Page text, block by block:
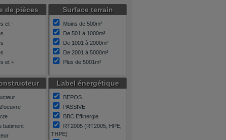
de pièces
et -
et +
Surface terrain
Moins de 500m²
De 501 à 1000m²
De 1001 à 2000m²
De 2001 à 5000m²
Plus de 5001m²
batiment
Label énergétique
BEPOS
PASSIVE
BBC Effinergie
RT2005 (RT2005, HPE,
THPE)